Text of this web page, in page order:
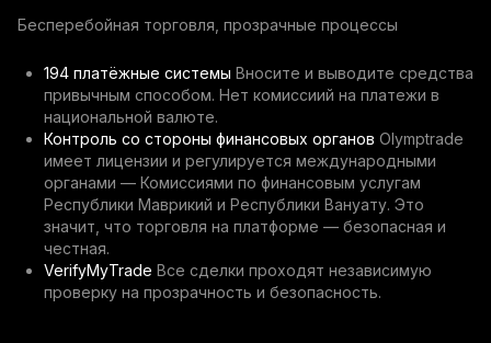
Бесперебойная торговля, прозрачные процессы
194 платёжные системы Вносите и выводите средства
привычным способом. Нет комиссиий на платежи в
национальной валюте.
Контроль со стороны финансовых органов Olymptrade
имеет лицензии и регулируется международными
органами — Комиссиями по финансовым услугам
Республики Маврикий и Республики Вануату. Это
значит, что торговля на платформе — безопасная и
честная.
VerifyMyTrade Все сделки проходят независимую
проверку на прозрачность и безопасность.